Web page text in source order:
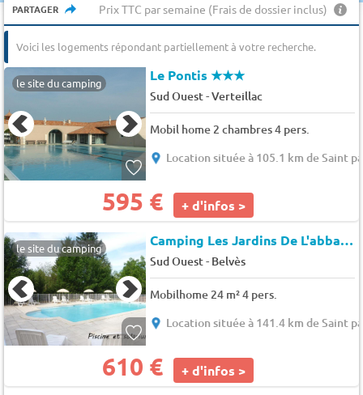
PARTAGER Prix TTC par semaine (Frais de dossier inclus)
Voici les logements répondant partiellement à votre recherche.
le site du camping Le Pontis★★★
Sud Ouest-Verteillac
Mobil home 2 chambres 4 pers.
Location située à 105.1 km de Saint
595 € + d'infos >
le site du camping Camping Les Jardins De L'abbaye
Sud Ouest- Belvès
Mobilhome 24 m² 4 pers.
Location située à 141.4 km de Saint
610 € + d'infos >